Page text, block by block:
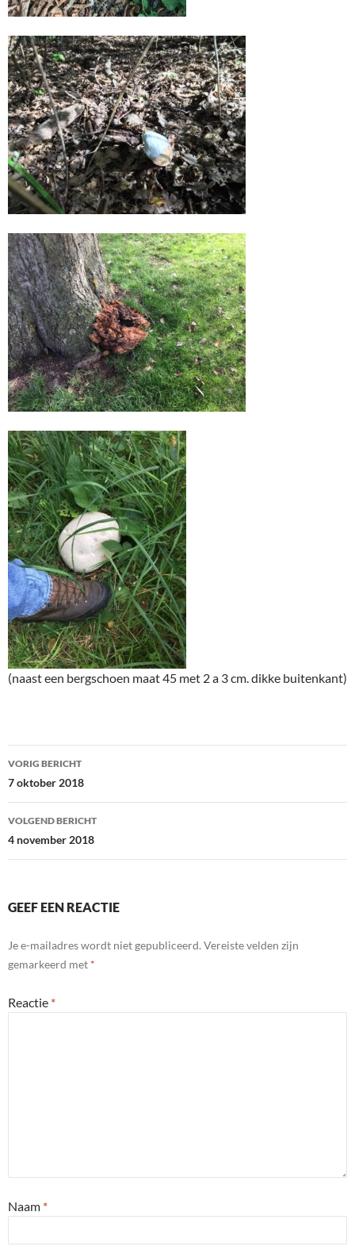
(naast een bergschoen maat 45 met 2 a 3 cm. dikke buitenkant)
Bericht
navigatie
VORIG BERICHT
7 oktober 2018
VOLGEND BERICHT
4 november 2018
GEEF EEN REACTIE
Je e-mailadres wordt niet gepubliceerd. Vereiste velden zijn
gemarkeerd met *
Reactie *
Naam *